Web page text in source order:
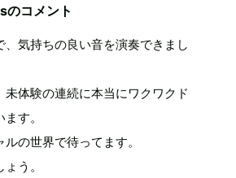
コメント
、気持ちの良い音を演奏できまし
未体験の連続に本当にワクワクド
す。
の世界で待ってます。
う。